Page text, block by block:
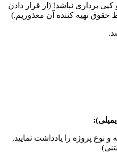
کپی برداری نباشد! (از قرار دادن
حقوق تهیه کننده آن معذوریم.)
نوع پروژه را یادداشت نمایید.